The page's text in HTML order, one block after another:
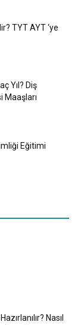
TYT AYT ‘ye
Yıl? Diş
Maaşları
Eğitimi
Nasıl